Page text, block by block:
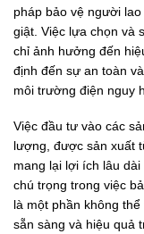
pháp bảo vệ người
giật. Việc lựa chọn và
chỉ ảnh hưởng đến
định đến sự an toàn
môi trường điện nguy
Việc đầu tư vào các
lượng, được sản xuất
mang lại lợi ích lâu
chú trọng trong việc
là một phần không
sẵn sàng và hiệu quả